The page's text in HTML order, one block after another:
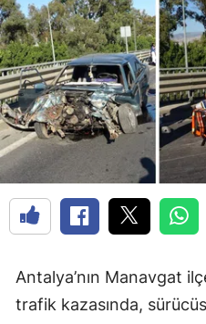
Antalya’nın Manavgat
trafik kazasında,